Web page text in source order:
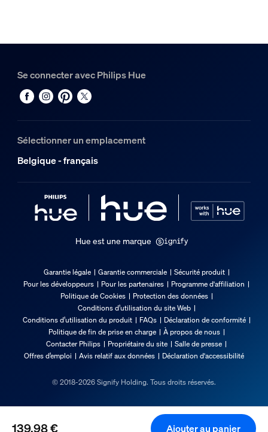
139,98 € Ajouter au panier
Se connecter avec Philips Hue
Sélectionner un emplacement
Belgique - français
Hue est une marque
Garantie légale Garantie commerciale
Sécurité produit
Pour les développeurs
Pour les partenaires
Programme d'affiliation
Politique de Cookies
Protection des données
Conditions d’utilisation du site Web
Conditions d’utilisation du produit
FAQs
Déclaration de conformité
Politique de fin de prise en charge
À propos de nous
Contacter Philips
Propriétaire du site
Salle de presse
Offres d’emploi
Avis relatif aux données Déclaration d'accessibilité
© 2018-2026 Signify Holding. Tous droits réservés.